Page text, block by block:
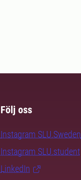
Följ oss
Instagram SLU.Sweden
Instagram SLU.student
LinkedIn